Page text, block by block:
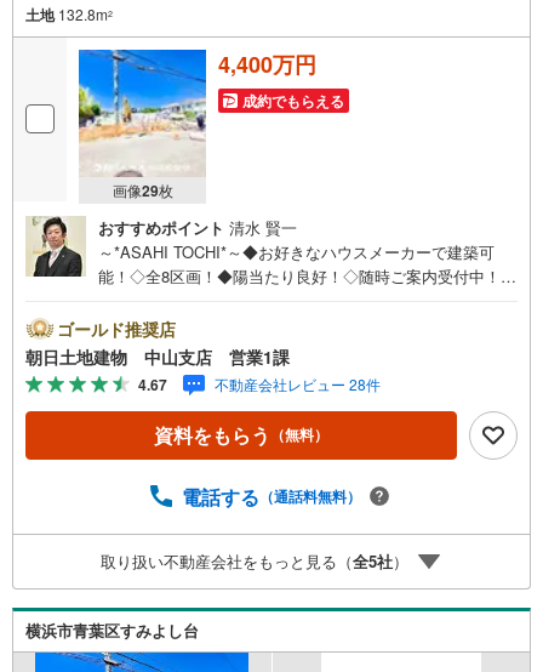
土地132.8m2
画像29枚
4,400万円
成約でもらえる
おすすめポイント 清水 賢一
～*ASAHI TOCHI*～◆お好きなハウスメーカーで建築可
能！◇全8区画！◆陽当たり良好！◇随時ご案内受付中！◆
とりつぎ * * * *おかげさまで42周年を迎えることができま
した♪ご成約件数7万件達成!!☆当日のご見学も対応可能で
す！☆JR横浜線「中山」駅徒歩1分！☆ご予約は『朝日土
地建物中山店』まで！朝日土地建物グループは地域密着を
合言葉に全13店舗でその地域No.1を目指しております。広
告掲載していない物件も多数ございます。色々廻ったけど
替えってどうするの・・？etc.まずは何でもお気軽にご相
す！お問い合わせをお待ちしております!!
ゴールド推奨店
朝日土地建物 中山支店 営業1課
4.67 不動産会社レビュー 28件
資料をもらう （無料）
電話する （通話料無料）
取り扱い不動産会社をもっと見る（全5社）
横浜市青葉区すみよし台